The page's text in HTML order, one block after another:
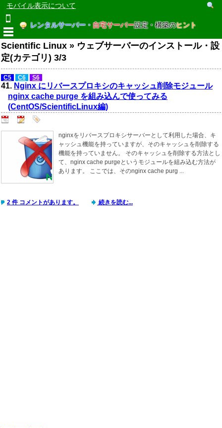
モバイル表示について
レンタルサーバー・ 自宅サーバー設定・構築のヒント
Scientific Linux » ウェブサーバーのインストール・設
定(カテゴリ) 3/3
C5 C6 S6
41. Nginx にリバースプロキシのキャッシュ削除モジュール
nginx cache purge を組み込んで使ってみる
(CentOS/ScientificLinux編)
nginxをリバースプロキシサーバーとして利用した場合、キ
ャッシュ機能を持っていますが、そのキャッシュを削除する
機能を持っていません。 そのキャッシュを削除する方法とし
て、nginx cache purgeというモジュールを組み込む方法が
あります。 ここでは、そのnginx cache purg ...
2 件 コメントがあります。 続きを読む...